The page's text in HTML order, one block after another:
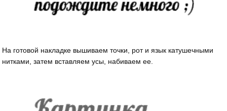
На готовой накладке вышиваем точки, рот и язык катушечными
нитками, затем вставляем усы, набиваем ее.